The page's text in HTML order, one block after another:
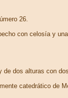
26.
con celosía y
dos alturas con
catedrático de